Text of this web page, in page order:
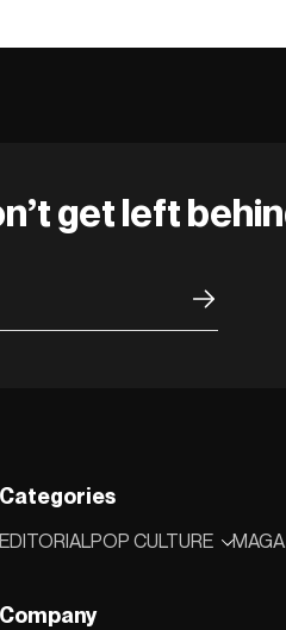
get left
Categories
EDITORIALPOP CULTURE
Company